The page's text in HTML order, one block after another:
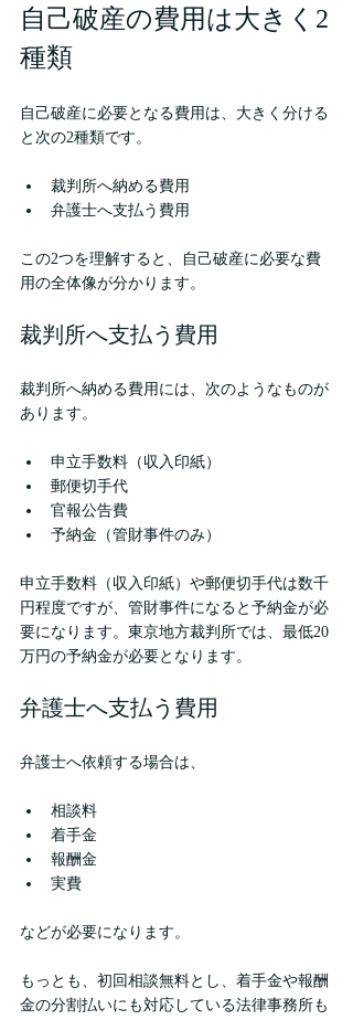
自己破産の費用は大きく2
種類
自己破産に必要となる費用は、大きく分ける
と次の2種類です。
裁判所へ納める費用
弁護士へ支払う費用
この2つを理解すると、自己破産に必要な費
用の全体像が分かります。
裁判所へ支払う費用
裁判所へ納める費用には、次のようなものが
あります。
申立手数料（収入印紙）
郵便切手代
官報公告費
予納金（管財事件のみ）
申立手数料（収入印紙）や郵便切手代は数千
円程度ですが、管財事件になると予納金が必
要になります。東京地方裁判所では、最低20
万円の予納金が必要となります。
弁護士へ支払う費用
弁護士へ依頼する場合は、
相談料
着手金
報酬金
実費
などが必要になります。
もっとも、初回相談無料とし、着手金や報酬
金の分割払いにも対応している法律事務所も